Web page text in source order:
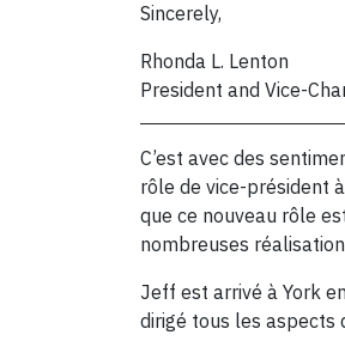
Sincerely,
Rhonda L. Lenton
President and Vice-
C’est avec des
rôle de vice-président
que ce nouveau rôle
nombreuses
Jeff est arrivé à York
dirigé tous les aspects